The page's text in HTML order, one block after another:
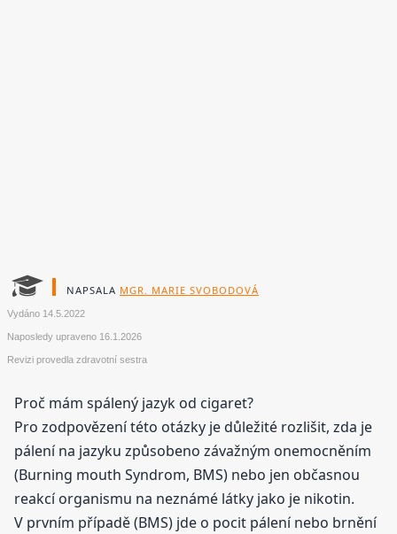
NAPSALA MGR. MARIE SVOBODOVÁ
Vydáno 14.5.2022
Naposledy upraveno 16.1.2026
Revizi provedla zdravotní sestra
Proč mám spálený jazyk od cigaret?
Pro zodpovězení této otázky je důležité rozlišit, zda je
pálení na jazyku způsobeno závažným onemocněním
(Burning mouth Syndrom, BMS) nebo jen občasnou
reakcí organismu na neznámé látky jako je nikotin.
V prvním případě (BMS) jde o pocit pálení nebo brnění